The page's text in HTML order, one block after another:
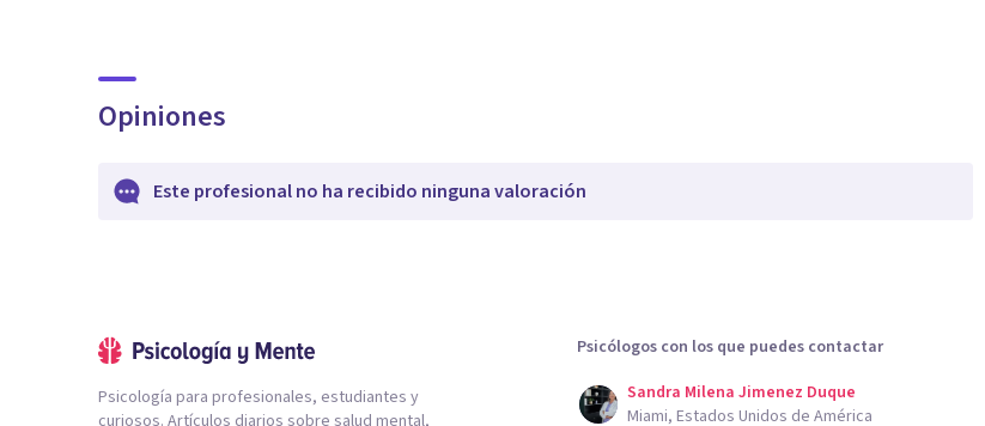
Opiniones
Este profesional no ha recibido ninguna valoración
Psicología para profesionales, estudiantes y
curiosos. Artículos diarios sobre salud mental,
Psicólogos con los que puedes contactar
Sandra Milena Jimenez Duque
Miami, Estados Unidos de América